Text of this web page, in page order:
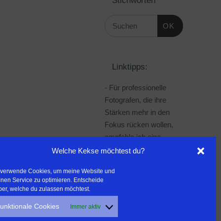
Welche Kekse möchtest du?
verwende Cookies, um meine Website und
Service zu optimieren. Entscheide
welche du zulassen möchtest.
Cookies Immer aktiv
OK
Linktipps:
- Für professionelle
Fotografen, die ihre
Stärken mehr in den
Fokus rücken wollen,
empfehle ich eine
Beratung durch Frau
Wanderfreak.de